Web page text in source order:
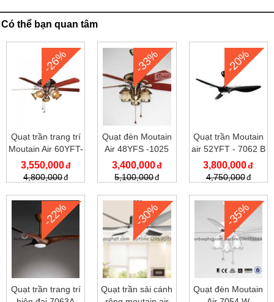
Có thể bạn quan tâm
-26%
Quạt trần trang trí
Moutain Air 60YFT-
1030
3,550,000
4,800,000
-33%
Quạt đèn Moutain
Air 48YFS -1025
3,400,000
5,100,000
-20%
Quạt trần Moutain
air 52YFT - 7062 B
3,800,000
4,750,000
-22%
Quạt trần trang trí
-30%
Quạt trần sải cánh
-35%
Quạt đèn Moutain